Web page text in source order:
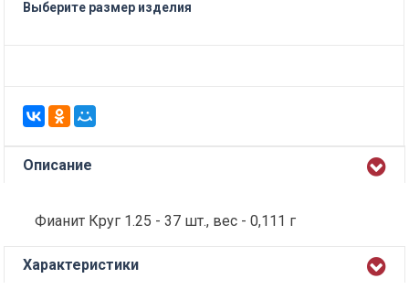
Выберите размер изделия
Описание
Фианит Круг 1.25 - 37 шт., вес - 0,111 г
Характеристики